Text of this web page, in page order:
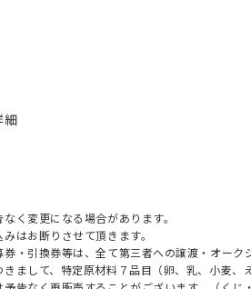
細
く変更になる場合があります。
はお断りさせて頂きます。
・引換券等は、全て第三者への譲渡・オーク
まして、特定原材料７品目（卵、乳、小麦